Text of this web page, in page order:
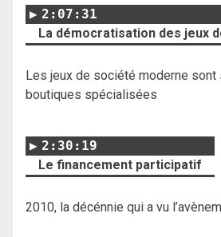
2:07:31
La démocratisation des jeux
Les jeux de société moderne
boutiques spécialisées
2:30:19
Le financement participatif
2010, la décénnie qui a vu